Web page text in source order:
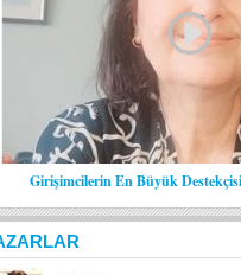
Girişimcilerin En Büyük